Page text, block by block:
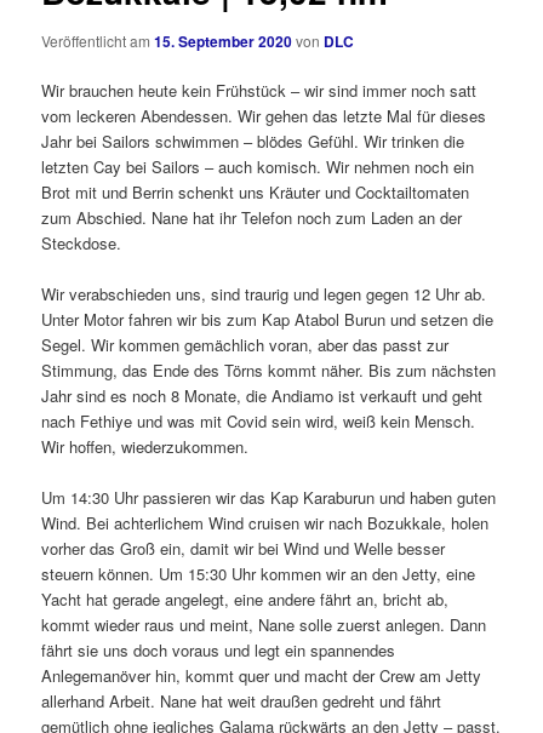
Veröffentlicht am15. September 2020von DLC
Wir brauchen heute kein Frühstück – wir sind immer noch satt
vom leckeren Abendessen. Wir gehen das letzte Mal für dieses
Jahr bei Sailors schwimmen – blödes Gefühl. Wir trinken die
letzten Cay bei Sailors – auch komisch. Wir nehmen noch ein
Brot mit und Berrin schenkt uns Kräuter und Cocktailtomaten
zum Abschied. Nane hat ihr Telefon noch zum Laden an der
Steckdose.
Wir verabschieden uns, sind traurig und legen gegen 12 Uhr ab.
Unter Motor fahren wir bis zum Kap Atabol Burun und setzen die
Segel. Wir kommen gemächlich voran, aber das passt zur
Stimmung, das Ende des Törns kommt näher. Bis zum nächsten
Jahr sind es noch 8 Monate, die Andiamo ist verkauft und geht
nach Fethiye und was mit Covid sein wird, weiß kein Mensch.
Wir hoffen, wiederzukommen.
Um 14:30 Uhr passieren wir das Kap Karaburun und haben guten
Wind. Bei achterlichem Wind cruisen wir nach Bozukkale, holen
vorher das Groß ein, damit wir bei Wind und Welle besser
steuern können. Um 15:30 Uhr kommen wir an den Jetty, eine
Yacht hat gerade angelegt, eine andere fährt an, bricht ab,
kommt wieder raus und meint, Nane solle zuerst anlegen. Dann
fährt sie uns doch voraus und legt ein spannendes
Anlegemanöver hin, kommt quer und macht der Crew am Jetty
allerhand Arbeit. Nane hat weit draußen gedreht und fährt
gemütlich ohne jegliches Galama rückwärts an den Jetty – passt.